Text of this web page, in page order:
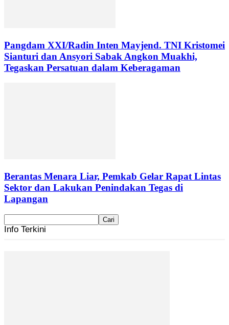
Pangdam XXI/Radin Inten Mayjend. TNI Kristomei
Sianturi dan Ansyori Sabak Angkon Muakhi,
Tegaskan Persatuan dalam Keberagaman
Berantas Menara Liar, Pemkab Gelar Rapat Lintas
Sektor dan Lakukan Penindakan Tegas di
Lapangan
Info Terkini